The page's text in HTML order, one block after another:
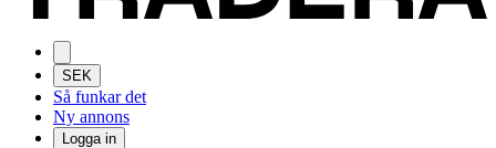
SEK
Så funkar det
Ny annons
Logga in